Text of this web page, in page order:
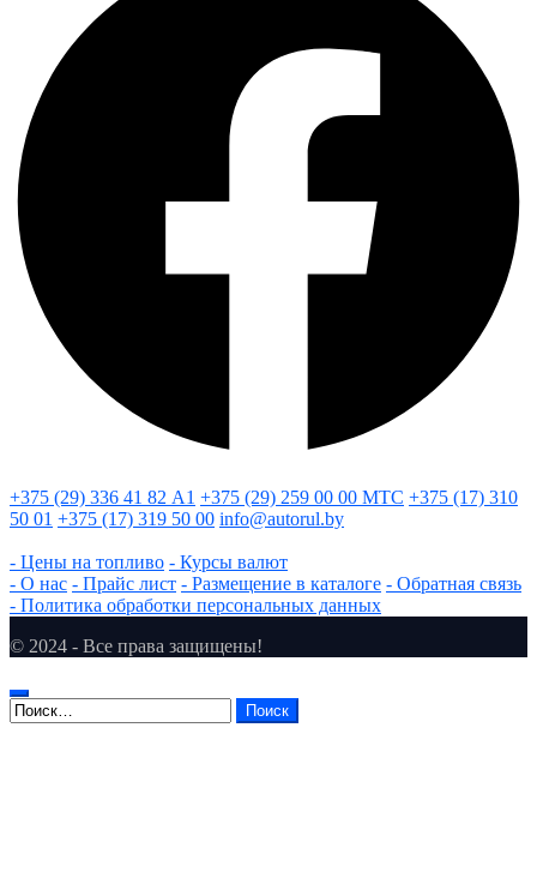
+375 (29) 336 41 82 А1 +375 (29) 259 00 00 МТС +375 (17) 310
50 01 +375 (17) 319 50 00 info@autorul.by
- Цены на топливо - Курсы валют
- О нас - Прайс лист - Размещение в каталоге - Обратная связь
- Политика обработки персональных данных
© 2024 - Все права защищены!
Найти: